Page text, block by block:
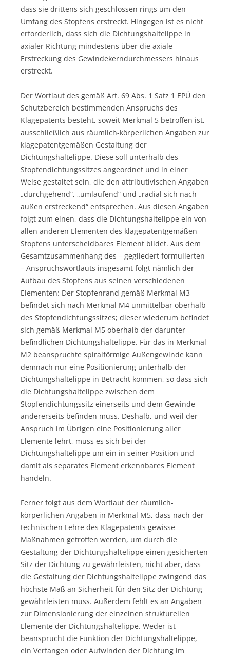
dass sie drittens sich geschlossen rings um den
Umfang des Stopfens erstreckt. Hingegen ist es nicht
erforderlich, dass sich die Dichtungshaltelippe in
axialer Richtung mindestens über die axiale
Erstreckung des Gewindekerndurchmessers hinaus
erstreckt.
Der Wortlaut des gemäß Art. 69 Abs. 1 Satz 1 EPÜ den
Schutzbereich bestimmenden Anspruchs des
Klagepatents besteht, soweit Merkmal 5 betroffen ist,
ausschließlich aus räumlich-körperlichen Angaben zur
klagepatentgemäßen Gestaltung der
Dichtungshaltelippe. Diese soll unterhalb des
Stopfendichtungssitzes angeordnet und in einer
Weise gestaltet sein, die den attributivischen Angaben
„durchgehend“, „umlaufend“ und „radial sich nach
außen erstreckend“ entsprechen. Aus diesen Angaben
folgt zum einen, dass die Dichtungshaltelippe ein von
allen anderen Elementen des klagepatentgemäßen
Stopfens unterscheidbares Element bildet. Aus dem
Gesamtzusammenhang des – gegliedert formulierten
– Anspruchswortlauts insgesamt folgt nämlich der
Aufbau des Stopfens aus seinen verschiedenen
Elementen: Der Stopfenrand gemäß Merkmal M3
befindet sich nach Merkmal M4 unmittelbar oberhalb
des Stopfendichtungssitzes; dieser wiederum befindet
sich gemäß Merkmal M5 oberhalb der darunter
befindlichen Dichtungshaltelippe. Für das in Merkmal
M2 beanspruchte spiralförmige Außengewinde kann
demnach nur eine Positionierung unterhalb der
Dichtungshaltelippe in Betracht kommen, so dass sich
die Dichtungshaltelippe zwischen dem
Stopfendichtungssitz einerseits und dem Gewinde
andererseits befinden muss. Deshalb, und weil der
Anspruch im Übrigen eine Positionierung aller
Elemente lehrt, muss es sich bei der
Dichtungshaltelippe um ein in seiner Position und
damit als separates Element erkennbares Element
handeln.
Ferner folgt aus dem Wortlaut der räumlich-
körperlichen Angaben in Merkmal M5, dass nach der
technischen Lehre des Klagepatents gewisse
Maßnahmen getroffen werden, um durch die
Gestaltung der Dichtungshaltelippe einen gesicherten
Sitz der Dichtung zu gewährleisten, nicht aber, dass
die Gestaltung der Dichtungshaltelippe zwingend das
höchste Maß an Sicherheit für den Sitz der Dichtung
gewährleisten muss. Außerdem fehlt es an Angaben
zur Dimensionierung der einzelnen strukturellen
Elemente der Dichtungshaltelippe. Weder ist
beansprucht die Funktion der Dichtungshaltelippe,
ein Verfangen oder Aufwinden der Dichtung im